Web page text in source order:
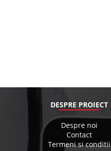
DESPRE PROIECT
Despre noi
Contact
Termeni si conditii